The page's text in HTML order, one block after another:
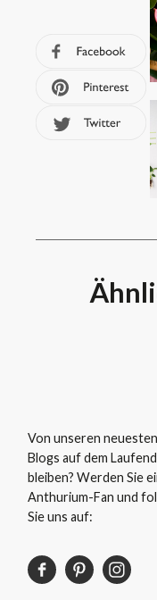
Von unseren neuesten
Blogs auf dem
bleiben? Werden Sie
Anthurium-Fan und
Sie uns auf: